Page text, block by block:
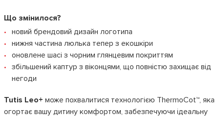
Що змінилося?
новий брендовий дизайн логотипа
нижня частина люлька тепер з екошкіри
оновлене шасі з чорним глянцевим покриттям
збільшений каптур з віконцями, що повністю захищає від
негоди
Tutis Leo+ може похвалитися технологією ThermoCot™, яка
огортає вашу дитину комфортом, забезпечуючи ідеальну